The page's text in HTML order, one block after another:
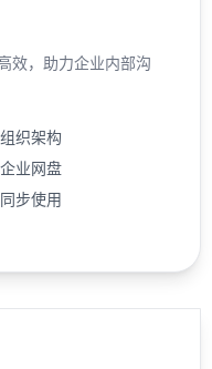
效，助力企业内部沟
织架构
业网盘
步使用